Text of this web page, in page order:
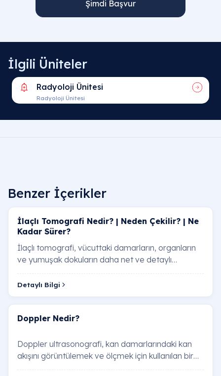
Şimdi Başvur
İlgili Üniteler
Radyoloji Ünitesi
Radyoloji Ünitesi
Benzer İçerikler
İlaçlı Tomografi Nedir? | Neden Çekilir? | Ne
Kadar Sürer?
İlaçlı tomografi, vücuttaki damarların, organların
ve yumuşak dokuların daha net ve detaylı
görüntülenebilmesi için "kontrast madde" adı ver…
Detaylı Bilgi
Doppler Nedir?
Doppler ultrasonografi, kan damarlarındaki kan
akışını görüntülemek ve ölçmek için kullanılan bir
görüntüleme yöntemidir. Ses dalgalarını ku…